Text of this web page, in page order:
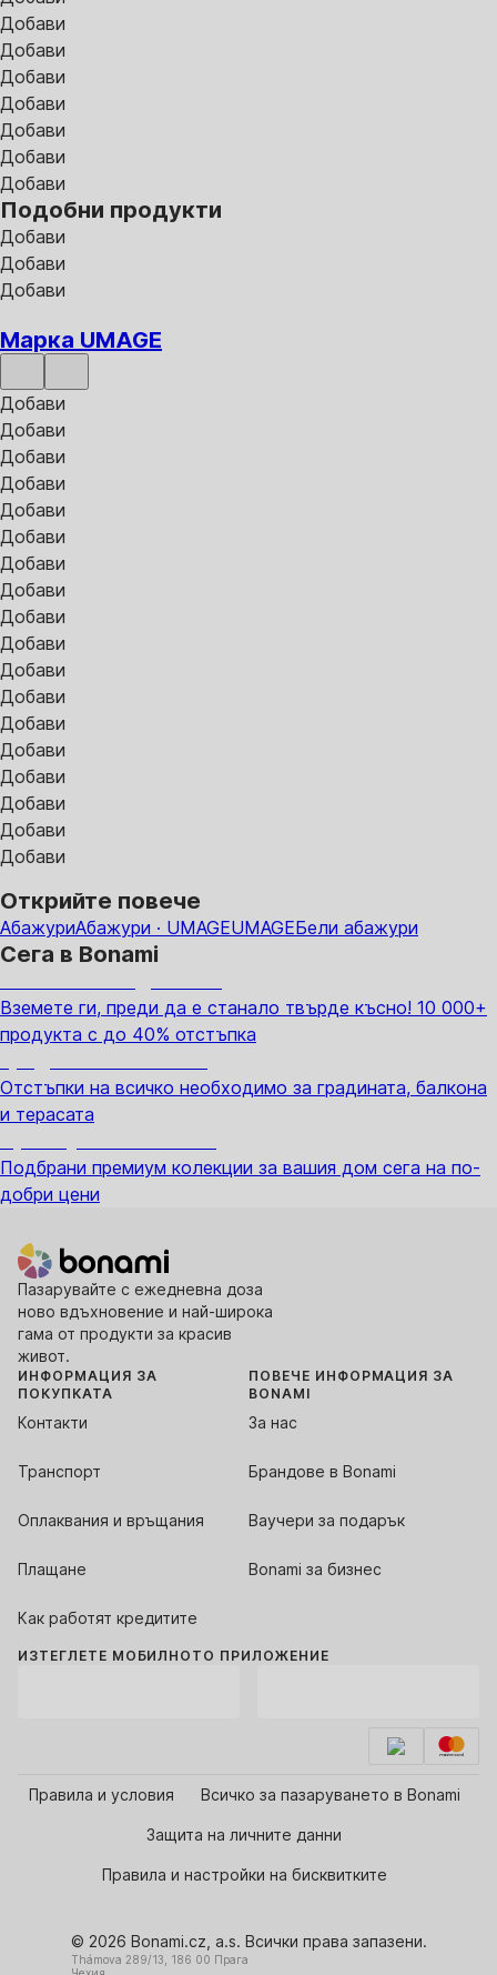
Добави
Добави
Добави
Добави
Добави
Добави
Добави
Подобни продукти
Добави
Добави
Добави
Марка UMAGE
Добави
Добави
Добави
Добави
Добави
Добави
Добави
Добави
Добави
Добави
Добави
Добави
Добави
Добави
Добави
Добави
Добави
Добави
Открийте повече
АбажуриАбажури · UMAGEUMAGEБели абажури
Сега в Bonami
Вземете ги, преди да е станало твърде късно! 10 000+
продукта с до 40% отстъпка
Отстъпки на всичко необходимо за градината, балкона
и терасата
Подбрани премиум колекции за вашия дом сега на по-
добри цени
Пазарувайте с ежедневна доза
ново вдъхновение и най-широка
гама от продукти за красив
живот.
ИНФОРМАЦИЯ ЗА
ПОКУПКАТА
Контакти
Транспорт
Оплаквания и връщания
Плащане
Как работят кредитите
ПОВЕЧЕ ИНФОРМАЦИЯ ЗА
BONAMI
За нас
Брандове в Bonami
Ваучери за подарък
Bonami за бизнес
ИЗТЕГЛЕТЕ МОБИЛНОТО ПРИЛОЖЕНИЕ
Правила и условия Всичко за пазаруването в Bonami
Защита на личните данни
Правила и настройки на бисквитките
© 2026 Bonami.cz, a.s. Всички права запазени.
Thámova 289/13, 186 00 Прага